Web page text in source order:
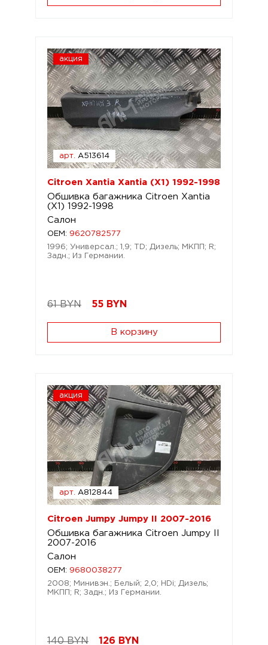
акция
арт. A513614
Citroen Xantia Xantia (X1) 1992-1998
Обшивка багажника Citroen Xantia
(X1) 1992-1998
Салон
OEM: 9620782577
1996; Универсал.; 1,9; TD; Дизель; МКПП; R;
Задн.; Из Германии.
61 BYN 55 BYN
В корзину
акция
арт. A812844
Citroen Jumpy Jumpy II 2007-2016
Обшивка багажника Citroen Jumpy II
2007-2016
Салон
OEM: 9680038277
2008; Минивэн.; Белый; 2,0; HDi; Дизель;
МКПП; R; Задн.; Из Германии.
140 BYN 126 BYN